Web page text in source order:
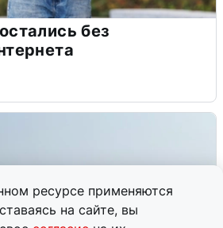
ресурсе применяются
на сайте, вы
без